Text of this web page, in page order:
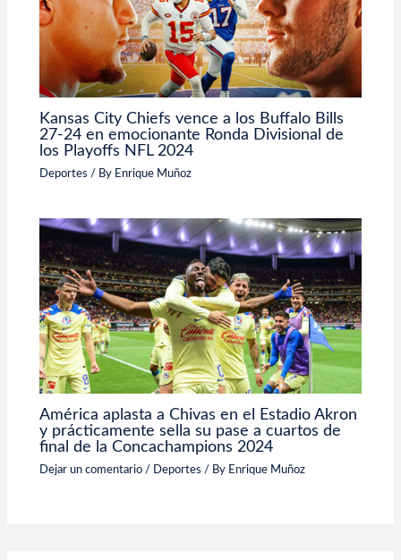
Kansas City Chiefs vence a los Buffalo Bills
27-24 en emocionante Ronda Divisional de
los Playoffs NFL 2024
Deportes / By Enrique Muñoz
América aplasta a Chivas en el Estadio Akron
y prácticamente sella su pase a cuartos de
final de la Concachampions 2024
Dejar un comentario / Deportes / By Enrique Muñoz